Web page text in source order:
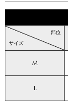
サイズ
部位
M
L